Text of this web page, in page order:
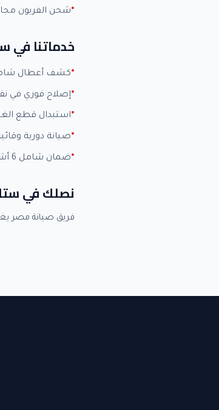
شحن الفريون
خدماتنا في
كشف أعطال
إصلاح فوري في
استبدال قطع
صيانة دورية
ضمان شامل 6 أشهر
نصلك في
فريق صيانة مصر